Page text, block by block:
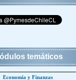
temáticos
Economía y Finanzas